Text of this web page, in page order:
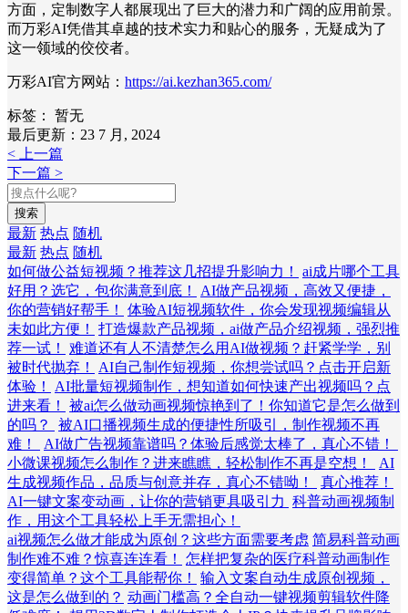
方面，定制数字人都展现出了巨大的潜力和广阔的应用前景。
而万彩AI凭借其卓越的技术实力和贴心的服务，无疑成为了
这一领域的佼佼者。
万彩AI官方网站： https://ai.kezhan365.com/
标签：
暂无
最后更新：23 7 月, 2024
< 上一篇
下一篇 >
搜索
最新 热点 随机
最新 热点 随机
如何做公益短视频？推荐这几招提升影响力！
ai成片哪个工具
好用？选它，包你满意到底！
AI做产品视频，高效又便捷，
你的营销好帮手！
体验AI短视频软件，你会发现视频编辑从
未如此方便！
打造爆款产品视频，ai做产品介绍视频，强烈推
荐一试！
难道还有人不清楚怎么用AI做视频？赶紧学学，别
被时代抛弃！
AI自己制作短视频，你想尝试吗？点击开启新
体验！
AI批量短视频制作，想知道如何快速产出视频吗？点
进来看！
被ai怎么做动画视频惊艳到了！你知道它是怎么做到
的吗？
被AI口播视频生成的便捷性所吸引，制作视频不再
难！
AI做广告视频靠谱吗？体验后感觉太棒了，真心不错！
小微课视频怎么制作？进来瞧瞧，轻松制作不再是空想！
AI
生成视频作品，品质与创意并存，真心不错呦！
真心推荐！
AI一键文案变动画，让你的营销更具吸引力 科普动画视频制
作，用这个工具轻松上手无需担心！
ai视频怎么做才能成为原创？这些方面需要考虑 简易科普动画
制作难不难？惊喜连连看！
怎样把复杂的医疗科普动画制作
变得简单？这个工具能帮你！
输入文案自动生成原创视频，
这是怎么做到的？ 动画门槛高？全自动一键视频剪辑软件降